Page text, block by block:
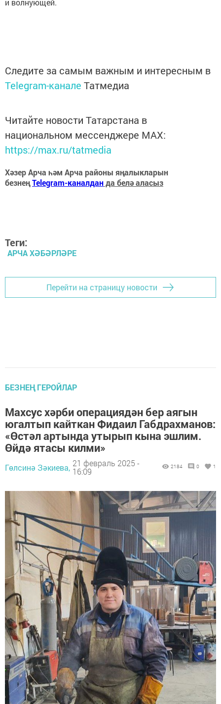
и волнующей.
Следите за самым важным и интересным в
Telegram-канале Татмедиа
Читайте новости Татарстана в
национальном мессенджере MАХ:
https://max.ru/tatmedia
Хәзер Арча һәм Арча районы яңалыкларын
безнеңTelegram-каналданда белә аласыз
Теги:
АРЧА ХӘБӘРЛӘРЕ
Перейти на страницу новости
БЕЗНЕҢ ГЕРОЙЛАР
Махсус хәрби операциядән бер аягын
югалтып кайткан Фидаил Габдрахманов:
«Өстәл артында утырып кына эшлим.
Өйдә ятасы килми»
Гөлсинә Зәкиева, 21 февраль 2025 -
16:09
2184 0 1